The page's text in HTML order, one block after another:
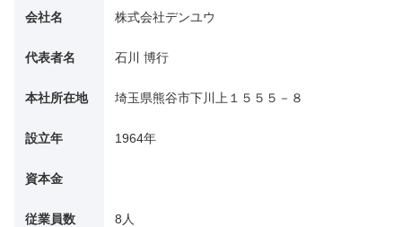
会社名 株式会社デンユウ
代表者名 石川 博行
本社所在地 埼玉県熊谷市下川上１５５５－８
設立年 1964年
資本金
従業員数 8人